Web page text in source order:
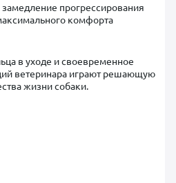
прогрессирования
комфорта
в уходе и своевременное
ветеринара играют решающую
жизни собаки.